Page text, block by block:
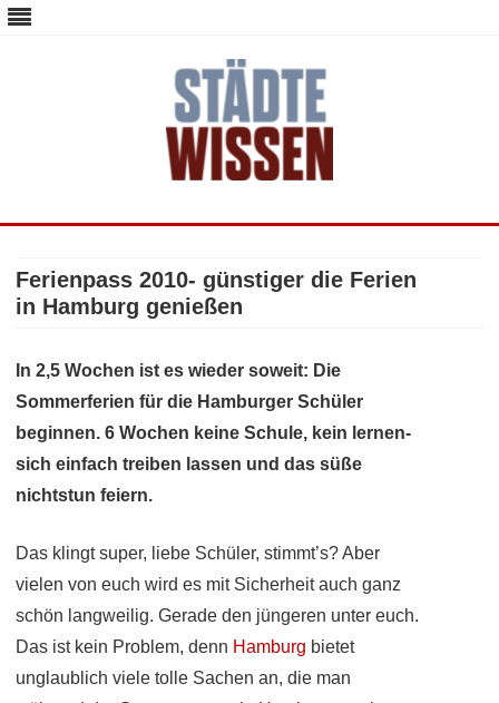
Deutschlands Metropolen
Skip
content
Ferienpass 2010- günstiger die Ferien
in Hamburg genießen
In 2,5 Wochen ist es wieder soweit: Die
Sommerferien für die Hamburger Schüler
beginnen. 6 Wochen keine Schule, kein lernen-
sich einfach treiben lassen und das süße
nichtstun feiern.
Das klingt super, liebe Schüler, stimmt’s? Aber
vielen von euch wird es mit Sicherheit auch ganz
schön langweilig. Gerade den jüngeren unter euch.
Das ist kein Problem, denn Hamburg bietet
unglaublich viele tolle Sachen an, die man